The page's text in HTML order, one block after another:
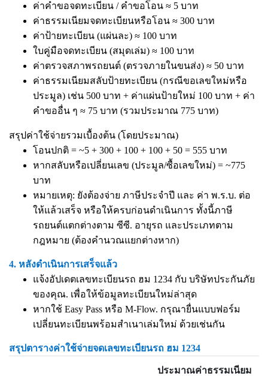
ค่าคำขอจดทะเบียน / คำขอโอน ≈ 5 บาท
ค่าธรรมเนียมจดทะเบียนหรือโอน ≈ 300 บาท
ค่าป้ายทะเบียน (แผ่นละ) ≈ 100 บาท
ใบคู่มือจดทะเบียน (สมุดเล่ม) ≈ 100 บาท
ค่าตรวจสภาพรถยนต์ (ตรวจภายในขนส่ง) ≈ 50 บาท
ค่าธรรมเนียมสลับป้ายทะเบียน (กรณีขอเลขใหม่หรือ
ประมูล) เช่น 500 บาท + ค่าแผ่นป้ายใหม่ 100 บาท + ค่า
คำขออื่น ๆ ≈ 75 บาท (รวมประมาณ 775 บาท)
สรุปค่าใช้จ่ายรวมเบื้องต้น (โดยประมาณ)
โอนปกติ = ~5 + 300 + 100 + 100 + 50 = 555 บาท
หากสลับหรือเปลี่ยนเลข (ประมูล/ซื้อเลขใหม่) = ~775
บาท
หมายเหตุ: ยังต้องจ่าย ภาษีประจำปี และ ค่า พ.ร.บ. ต่อ
ให้แล้วเสร็จ หรือให้ครบก่อนดำเนินการ ทั้งนี้ภาษี
รถยนต์แตกต่างตาม ซีซี. อายุรถ และประเภทตาม
กฎหมาย (ต้องคำนวณแยกต่างหาก)
4. หลังดำเนินการเสร็จแล้ว
แจ้งอัปเดตเลขทะเบียนรถ ฮม 1234 กับ บริษัทประกันภัย
ของคุณ. เพื่อให้ข้อมูลทะเบียนใหม่ล่าสุด
หากใช้ Easy Pass หรือ M-Flow. กรุณายื่นแบบฟอร์ม
เปลี่ยนทะเบียนพร้อมสำเนาเล่มใหม่ ด้วยเช่นกัน
สรุปตารางค่าใช้จ่ายจดเลขทะเบียนรถ ฮม 1234
ประมาณค่าธรรมเนียม